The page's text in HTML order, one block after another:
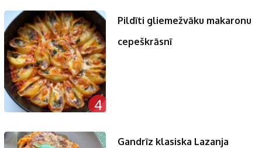
4
Pildīti gliemežvāku makaronu
cepeškrāsnī
Gandrīz klasiska Lazanja